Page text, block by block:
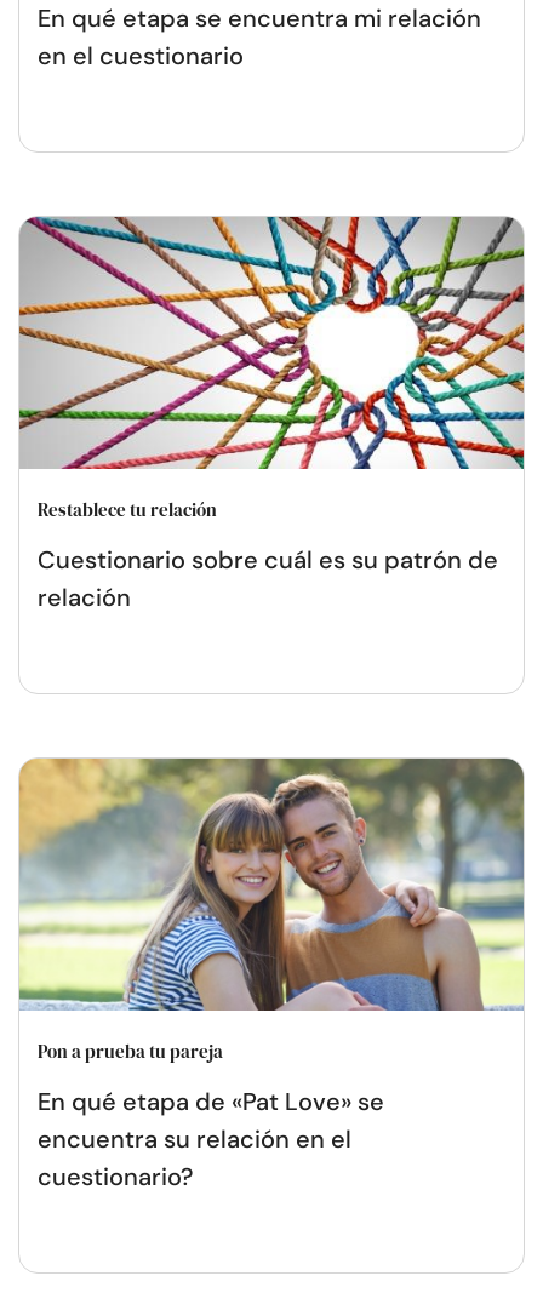
En qué etapa se encuentra mi relación
en el cuestionario
Restablece tu relación
Cuestionario sobre cuál es su patrón de
relación
Pon a prueba tu pareja
En qué etapa de «Pat Love» se
encuentra su relación en el
cuestionario?